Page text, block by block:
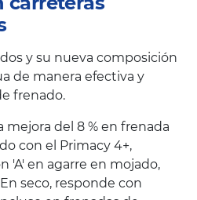
y su nueva composición
de manera efectiva y
frenado.
mejora del 8 % en frenada
con el Primacy 4+,
'A' en agarre en mojado,
seco, responde con